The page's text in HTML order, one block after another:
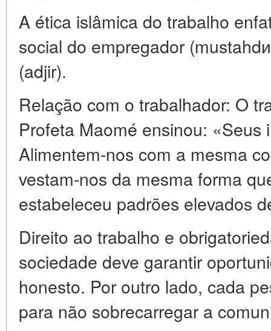
A ética islâmica do trabalho
social do empregador
(adjir).
Relação com o trabalhador: O
Profeta Maomé ensinou: «Seus
Alimentem-nos com a mesma
vestam-nos da mesma forma
estabeleceu padrões elevados
Direito ao trabalho e
sociedade deve garantir
honesto. Por outro lado, cada
para não sobrecarregar a